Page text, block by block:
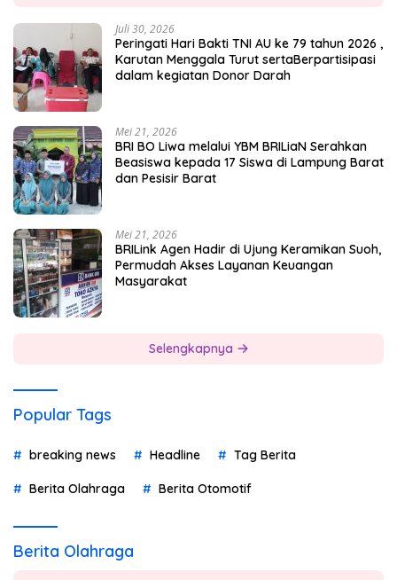
Juli 30, 2026
Peringati Hari Bakti TNI AU ke 79 tahun 2026 ,
Karutan Menggala Turut sertaBerpartisipasi
dalam kegiatan Donor Darah
Mei 21, 2026
BRI BO Liwa melalui YBM BRILiaN Serahkan
Beasiswa kepada 17 Siswa di Lampung Barat
dan Pesisir Barat
Mei 21, 2026
BRILink Agen Hadir di Ujung Keramikan Suoh,
Permudah Akses Layanan Keuangan
Masyarakat
Selengkapnya
Popular Tags
breaking news Headline Tag Berita
Berita Olahraga Berita Otomotif
Berita Olahraga